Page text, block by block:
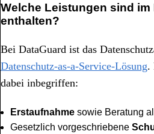
Welche Leistungen sind
enthalten?
Bei DataGuard ist das
Datenschutz-as-a-Service-Lösung.
dabei inbegriffen:
Erstaufnahme sowie Beratung
Gesetzlich vorgeschriebene